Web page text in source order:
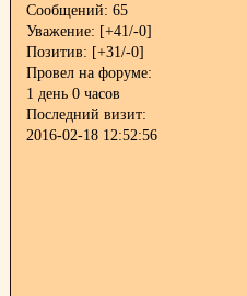
Сообщений: 65
Уважение: [+41/-0]
Позитив: [+31/-0]
Провел на форуме:
1 день 0 часов
Последний визит:
2016-02-18 12:52:56